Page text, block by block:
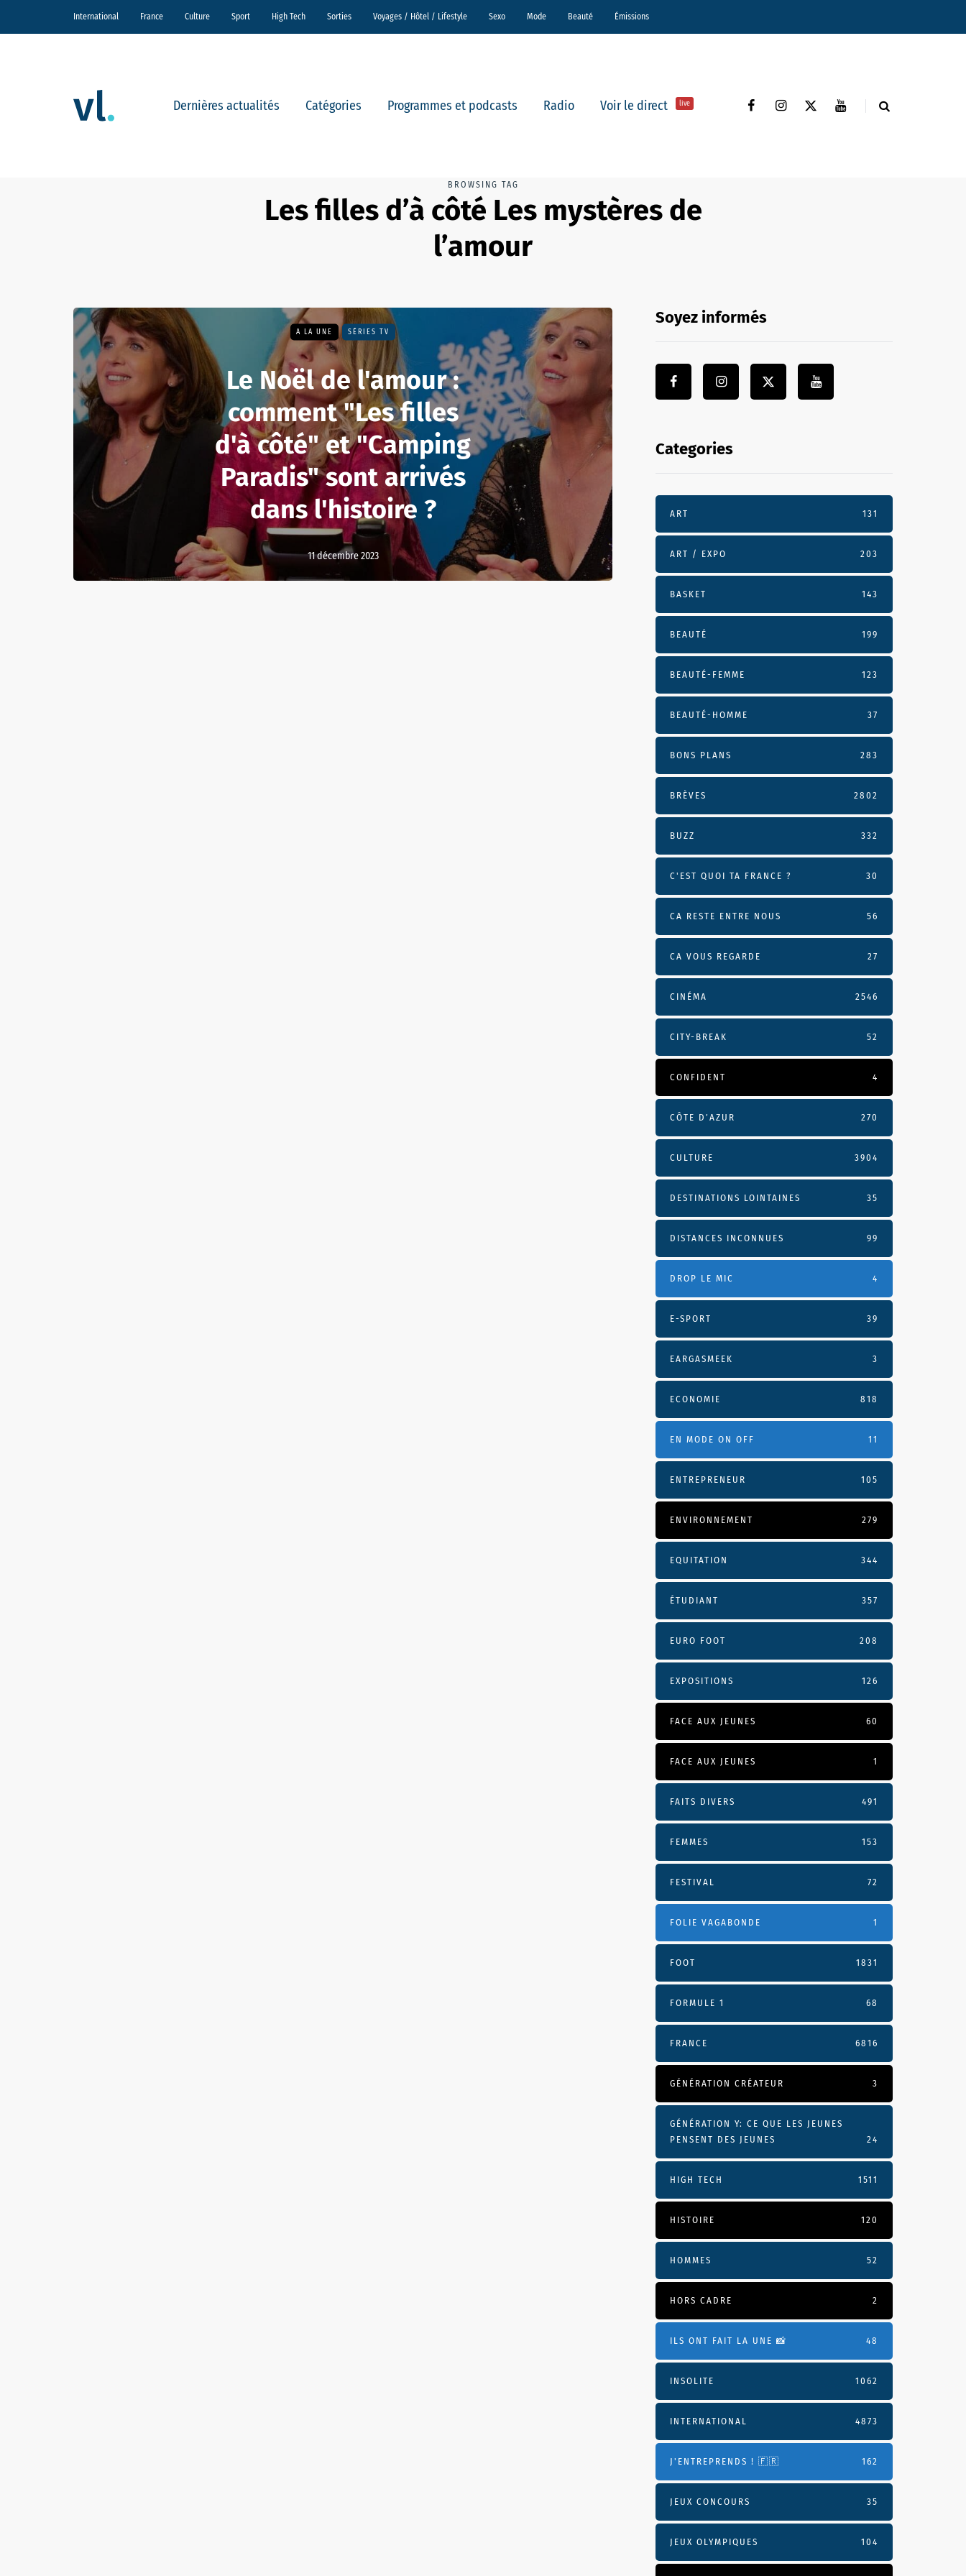
International France Culture Sport High Tech Sorties Voyages / Hôtel / Lifestyle Sexo Mode Beauté Émissions
Dernières actualités Catégories Programmes et podcasts Radio Voir le direct live
BROWSING TAG
Les filles d’à côté Les mystères de
l’amour
A LA UNE SÉRIES TV
Le Noël de l'amour :
comment "Les filles
d'à côté" et "Camping
Paradis" sont arrivés
dans l'histoire ?
11 décembre 2023
Soyez informés
Categories
ART 131
ART / EXPO 203
BASKET 143
BEAUTÉ 199
BEAUTÉ-FEMME 123
BEAUTÉ-HOMME 37
BONS PLANS 283
BRÈVES 2802
BUZZ 332
C'EST QUOI TA FRANCE ? 30
CA RESTE ENTRE NOUS 56
CA VOUS REGARDE 27
CINÉMA 2546
CITY-BREAK 52
CONFIDENT 4
CÔTE D’AZUR 270
CULTURE 3904
DESTINATIONS LOINTAINES 35
DISTANCES INCONNUES 99
DROP LE MIC 4
E-SPORT 39
EARGASMEEK 3
ECONOMIE 818
EN MODE ON OFF 11
ENTREPRENEUR 105
ENVIRONNEMENT 279
EQUITATION 344
ÉTUDIANT 357
EURO FOOT 208
EXPOSITIONS 126
FACE AUX JEUNES 60
FACE AUX JEUNES 1
FAITS DIVERS 491
FEMMES 153
FESTIVAL 72
FOLIE VAGABONDE 1
FOOT 1831
FORMULE 1 68
FRANCE 6816
GÉNÉRATION CRÉATEUR 3
GÉNÉRATION Y: CE QUE LES JEUNES
PENSENT DES JEUNES
24
HIGH TECH 1511
HISTOIRE 120
HOMMES 52
HORS CADRE 2
ILS ONT FAIT LA UNE 📸 48
INSOLITE 1062
INTERNATIONAL 4873
J'ENTREPRENDS ! 🇫🇷 162
JEUX CONCOURS 35
JEUX OLYMPIQUES 104